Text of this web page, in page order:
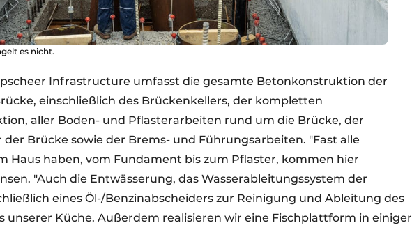
es nicht.
Infrastructure umfasst die gesamte Betonkonstruktion der
einschließlich des Brückenkellers, der kompletten
aller Boden- und Pflasterarbeiten rund um die Brücke, der
Brücke sowie der Brems- und Führungsarbeiten. "Fast alle
Haus haben, vom Fundament bis zum Pflaster, kommen hier
"Auch die Entwässerung, das Wasserableitungssystem der
eines Öl-/Benzinabscheiders zur Reinigung und Ableitung des
unserer Küche. Außerdem realisieren wir eine Fischplattform in einiger